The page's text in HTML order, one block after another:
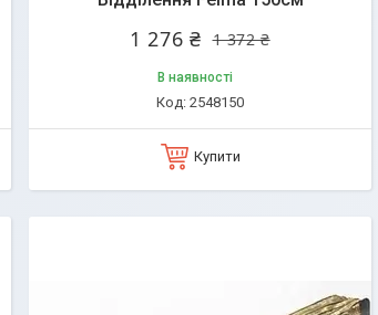
1 372 ₴
1 276 ₴
В наявності
2548150
Купити